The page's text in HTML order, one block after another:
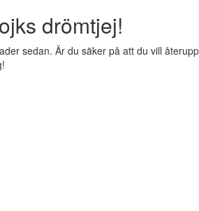
drömtjej!
sedan. Är du säker på att du vill